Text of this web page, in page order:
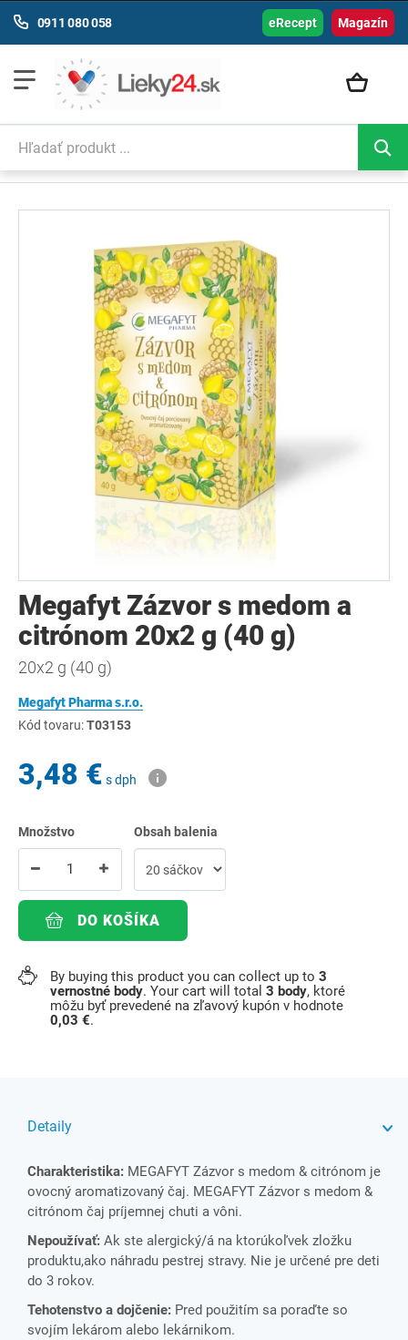
Magazín
0911 080 058 eRecept
Megafyt Zázvor s medom a
citrónom 20x2 g (40 g)
20x2 g (40 g)
Megafyt Pharma s.r.o.
Kód tovaru:T03153
3,48 € s dph
Množstvo Obsah balenia
DO KOŠÍKA
By buying this product you can collect up to 3
vernostné body. Your cart will total 3 body, ktoré
môžu byť prevedené na zľavový kupón v hodnote
0,03 €.
Detaily
Charakteristika: MEGAFYT Zázvor s medom & citrónom je
ovocný aromatizovaný čaj. MEGAFYT Zázvor s medom &
citrónom čaj príjemnej chuti a vôni.
Nepoužívať: Ak ste alergický/á na ktorúkoľvek zložku
produktu,ako náhradu pestrej stravy. Nie je určené pre deti
do 3 rokov.
Tehotenstvo a dojčenie: Pred použitím sa poraďte so
svojím lekárom alebo lekárnikom.